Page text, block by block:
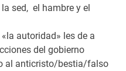
sed, el hambre y el
autoridad» les de a
del gobierno
al anticristo/bestia/falso